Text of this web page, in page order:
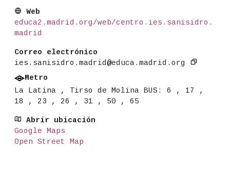
Web
educa2.madrid.org/web/centro.ies.sanisidro.
madrid
Correo electrónico
ies.sanisidro.madrid@educa.madrid.org
Metro
La Latina , Tirso de Molina BUS: 6 , 17 ,
18 , 23 , 26 , 31 , 50 , 65
Abrir ubicación
Google Maps
Open Street Map